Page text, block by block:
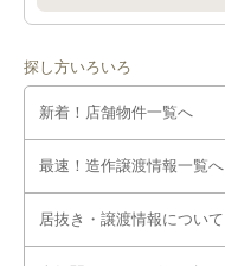
探し方いろいろ
新着！店舗物件一覧へ
最速！造作譲渡情報一覧へ
居抜き・譲渡情報について